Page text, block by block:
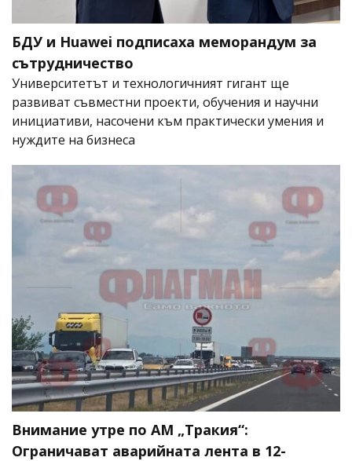
БДУ и Huawei подписаха меморандум за
сътрудничество
Университетът и технологичният гигант ще
развиват съвместни проекти, обучения и научни
инициативи, насочени към практически умения и
нуждите на бизнеса
Внимание утре по АМ „Тракия“:
Ограничават аварийната лента в 12-